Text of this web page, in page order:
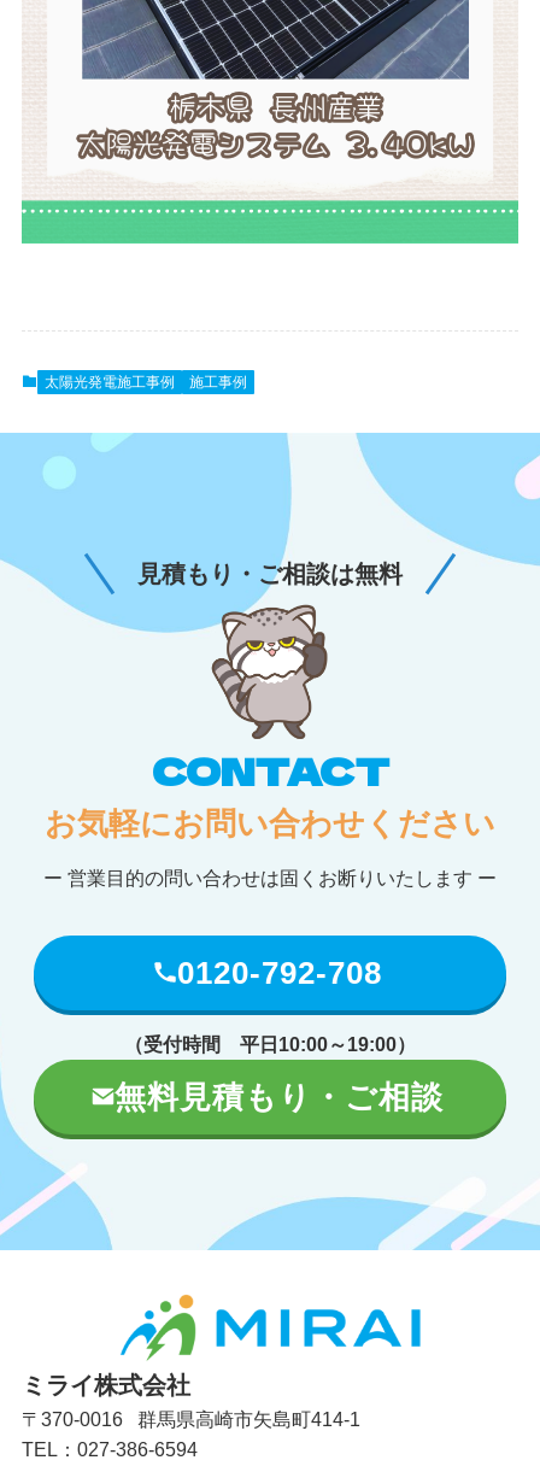
太陽光発電施工事例 施工事例
見積もり・ご相談は無料
CONTACT
お気軽にお問い合わせください
ー 営業目的の問い合わせは固くお断りいたします ー
0120-792-708
（受付時間 平日10:00～19:00）
無料見積もり・ご相談
ミライ株式会社
〒370-0016 群馬県高崎市矢島町414-1
TEL：027-386-6594